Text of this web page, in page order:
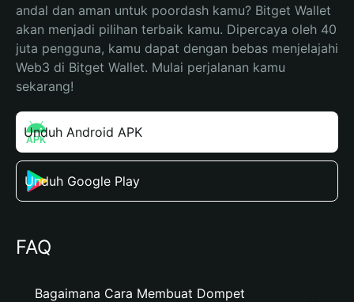
andal dan aman untuk poordash kamu? Bitget Wallet
akan menjadi pilihan terbaik kamu. Dipercaya oleh 40
juta pengguna, kamu dapat dengan bebas menjelajahi
Web3 di Bitget Wallet. Mulai perjalanan kamu
sekarang!
Unduh Android APK
Unduh Google Play
FAQ
Bagaimana Cara Membuat Dompet